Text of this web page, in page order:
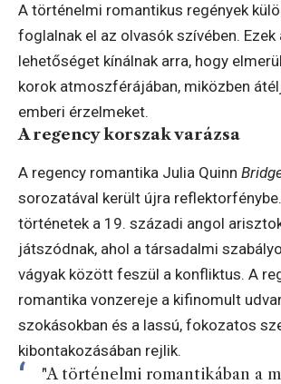
A történelmi romantikus regények
foglalnak el az olvasók szívében.
lehetőséget kínálnak arra, hogy
korok atmoszférájában, miközben
emberi érzelmeket.
A regency korszak varázsa
A regency romantika Julia Quinn
sorozatával került újra
történetek a 19. századi angol
játszódnak, ahol a társadalmi
vágyak között feszül a konfliktus. A
romantika vonzereje a kifinomult
szokásokban és a lassú, fokozatos
kibontakozásában rejlik.
"A történelmi romantikában a